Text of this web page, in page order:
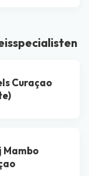
Curaçao
Mambo